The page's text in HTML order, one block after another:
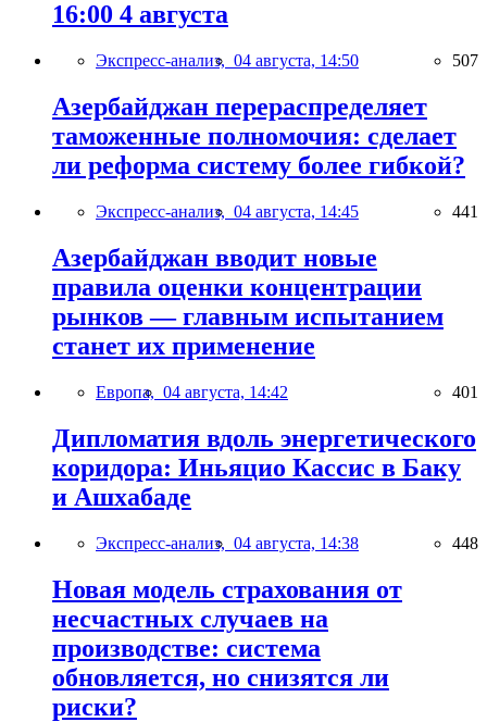
16:00 4 августа
Экспресс-анализ, 04 августа, 14:50 507
Азербайджан перераспределяет
таможенные полномочия: сделает
ли реформа систему более гибкой?
Экспресс-анализ, 04 августа, 14:45 441
Азербайджан вводит новые
правила оценки концентрации
рынков — главным испытанием
станет их применение
Европа, 04 августа, 14:42 401
Дипломатия вдоль энергетического
коридора: Иньяцио Кассис в Баку
и Ашхабаде
Экспресс-анализ, 04 августа, 14:38 448
Новая модель страхования от
несчастных случаев на
производстве: система
обновляется, но снизятся ли
риски?